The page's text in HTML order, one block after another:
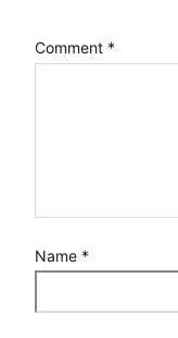
Comment *
Name *